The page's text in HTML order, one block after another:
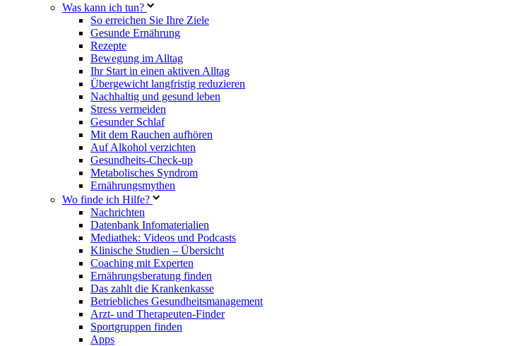
Was kann ich tun?
So erreichen Sie Ihre Ziele
Gesunde Ernährung
Rezepte
Bewegung im Alltag
Ihr Start in einen aktiven Alltag
Übergewicht langfristig reduzieren
Nachhaltig und gesund leben
Stress vermeiden
Gesunder Schlaf
Mit dem Rauchen aufhören
Auf Alkohol verzichten
Gesundheits-Check-up
Metabolisches Syndrom
Ernährungsmythen
Wo finde ich Hilfe?
Nachrichten
Datenbank Infomaterialien
Mediathek: Videos und Podcasts
Klinische Studien – Übersicht
Coaching mit Experten
Ernährungsberatung finden
Das zahlt die Krankenkasse
Betriebliches Gesundheitsmanagement
Arzt- und Therapeuten-Finder
Sportgruppen finden
Apps